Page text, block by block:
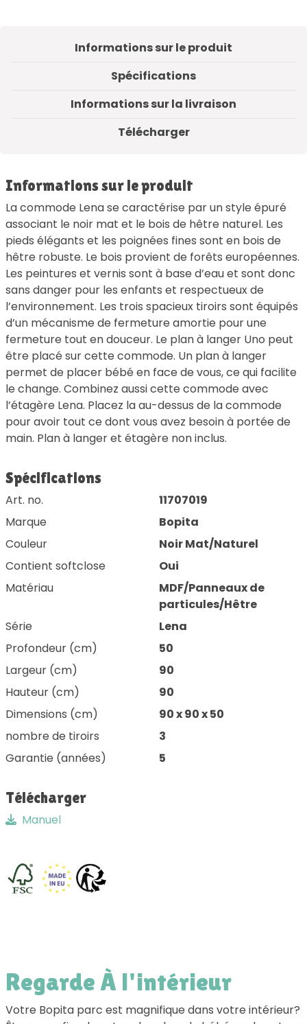
Informations sur le produit
Spécifications
Informations sur la livraison
Télécharger
Informations sur le produit
La commode Lena se caractérise par un style épuré
associant le noir mat et le bois de hêtre naturel. Les
pieds élégants et les poignées fines sont en bois de
hêtre robuste. Le bois provient de forêts européennes.
Les peintures et vernis sont à base d’eau et sont donc
sans danger pour les enfants et respectueux de
l’environnement. Les trois spacieux tiroirs sont équipés
d’un mécanisme de fermeture amortie pour une
fermeture tout en douceur. Le plan à langer Uno peut
être placé sur cette commode. Un plan à langer
permet de placer bébé en face de vous, ce qui facilite
le change. Combinez aussi cette commode avec
l’étagère Lena. Placez la au-dessus de la commode
pour avoir tout ce dont vous avez besoin à portée de
main. Plan à langer et étagère non inclus.
Spécifications
Art. no.
11707019
Marque
Bopita
Couleur
Noir Mat/Naturel
Contient softclose
Oui
Matériau
MDF/Panneaux de
particules/Hêtre
Série
Lena
Profondeur (cm)
50
Largeur (cm)
90
Hauteur (cm)
90
Dimensions (cm)
90 x 90 x 50
nombre de tiroirs
3
Garantie (années)
5
Télécharger
Manuel
Regarde À l'intérieur
Votre Bopita parc est magnifique dans votre intérieur?